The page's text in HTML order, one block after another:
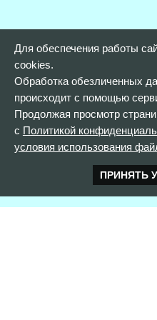
Для обеспечения работы
cookies.
Обработка обезличенных
происходит с помощью
Продолжая просмотр
с Политикой
условия использования
ПРИНЯТЬ